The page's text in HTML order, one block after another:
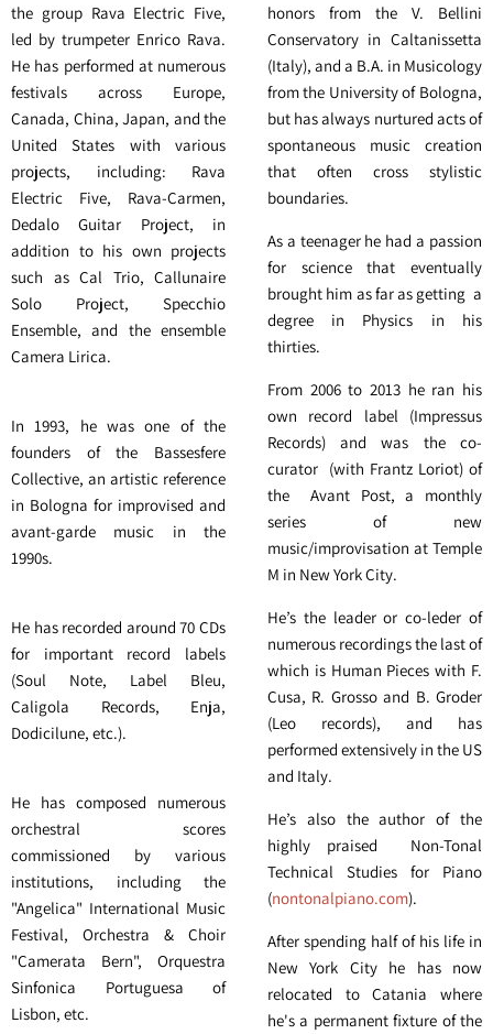
the group Rava Electric Five,
led by trumpeter Enrico Rava.
He has performed at numerous
festivals across Europe,
Canada, China, Japan, and the
United States with various
projects, including: Rava
Electric Five, Rava-Carmen,
Dedalo Guitar Project, in
addition to his own projects
such as Cal Trio, Callunaire
Solo Project, Specchio
Ensemble, and the ensemble
Camera Lirica.
In 1993, he was one of the
founders of the Bassesfere
Collective, an artistic reference
in Bologna for improvised and
avant-garde music in the
1990s.
He has recorded around 70 CDs
for important record labels
(Soul Note, Label Bleu,
Caligola Records, Enja,
Dodicilune, etc.).
He has composed numerous
orchestral scores
commissioned by various
institutions, including the
"Angelica" International Music
Festival, Orchestra & Choir
"Camerata Bern", Orquestra
Sinfonica Portuguesa of
Lisbon, etc.
honors from the V. Bellini
Conservatory in Caltanissetta
(Italy), and a B.A. in Musicology
from the University of Bologna,
but has always nurtured acts of
spontaneous music creation
that often cross stylistic
boundaries.
As a teenager he had a passion
for science that eventually
brought him as far as getting a
degree in Physics in his
thirties.
From 2006 to 2013 he ran his
own record label (Impressus
Records) and was the co-
curator (with Frantz Loriot) of
the Avant Post, a monthly
series of new
music/improvisation at Temple
M in New York City.
He’s the leader or co-leder of
numerous recordings the last of
which is Human Pieces with F.
Cusa, R. Grosso and B. Groder
(Leo records), and has
performed extensively in the US
and Italy.
He’s also the author of the
highly praised Non-Tonal
Technical Studies for Piano
(nontonalpiano.com).
After spending half of his life in
New York City he has now
relocated to Catania where
he's a permanent fixture of the